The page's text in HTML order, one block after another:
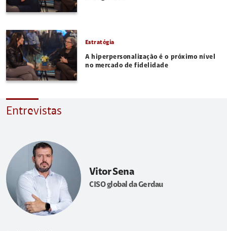
Estratégia
A hiperpersonalização é o próximo nível
no mercado de fidelidade
Entrevistas
Vitor Sena
CISO global da Gerdau